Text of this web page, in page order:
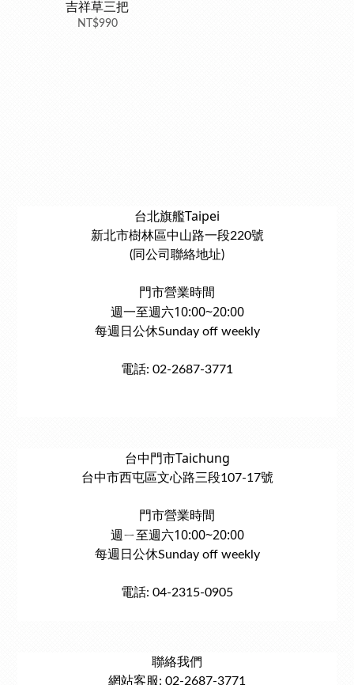
吉祥草三把
NT$990
台北旗艦Taipei
新北市樹林區中山路一段220號
(同公司聯絡地址)
門市營業時間
週一至週六10:00~20:00
每週日公休Sunday off weekly
電話: 02-2687-3771
台中門市Taichung
台中市西屯區文心路三段107-17號
門市營業時間
週ㄧ至週六10:00~20:00
每週日公休Sunday off weekly
電話: 04-2315-0905
聯絡我們
網站客服: 02-2687-3771